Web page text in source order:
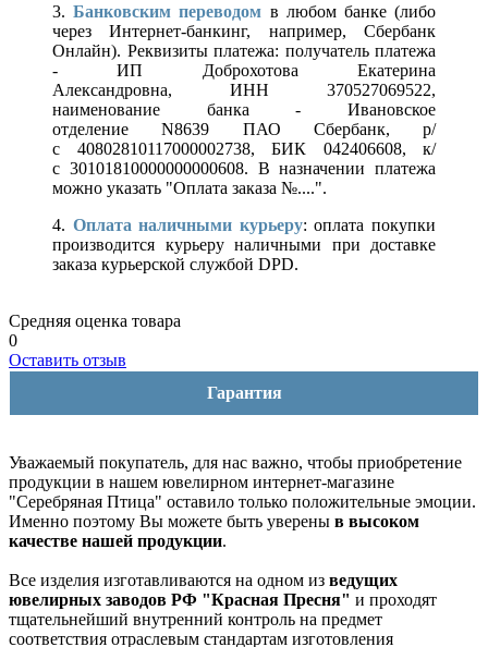
3.Банковским переводом в любом банке (либо
через Интернет-банкинг, например, Сбербанк
Онлайн). Реквизиты платежа: получатель платежа
- ИП Доброхотова Екатерина
Александровна, ИНН 370527069522,
наименование банка - Ивановское
отделение N8639 ПАО Сбербанк, р/
с 40802810117000002738, БИК 042406608, к/
с 30101810000000000608. В назначении платежа
можно указать "Оплата заказа №....".
4. Оплата наличными курьеру: оплата покупки
производится курьеру наличными при доставке
заказа курьерской службой DPD.
Средняя оценка товара
0
Оставить отзыв
Гарантия
Уважаемый покупатель, для нас важно, чтобы приобретение
продукции в нашем ювелирном интернет-магазине
"Серебряная Птица" оставило только положительные эмоции.
Именно поэтому Вы можете быть уверены в высоком
качестве нашей продукции.
Все изделия изготавливаются на одном из ведущих
ювелирных заводов РФ "Красная Пресня" и проходят
тщательнейший внутренний контроль на предмет
соответствия отраслевым стандартам изготовления